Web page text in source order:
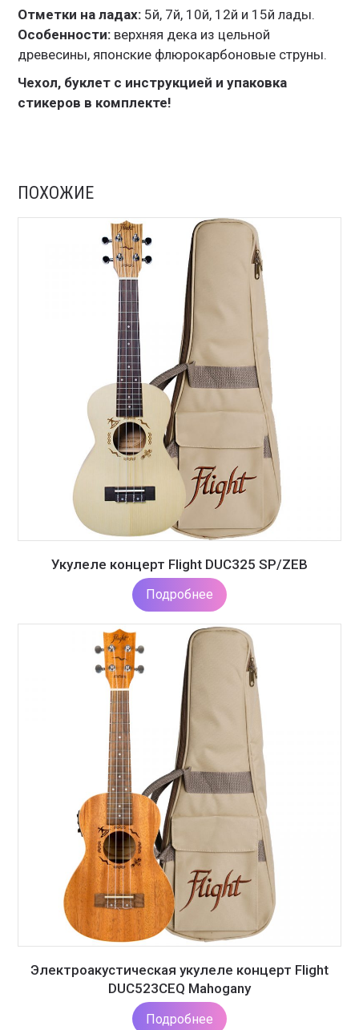
Отметки на ладах: 5й, 7й, 10й, 12й и 15й лады.
Особенности: верхняя дека из цельной
древесины, японские флюрокарбоновые струны.
Чехол, буклет с инструкцией и упаковка
стикеров в комплекте!
ПОХОЖИЕ
Укулеле концерт Flight DUC325 SP/ZEB
Подробнее
Электроакустическая укулеле концерт Flight
DUC523CEQ Mahogany
Подробнее